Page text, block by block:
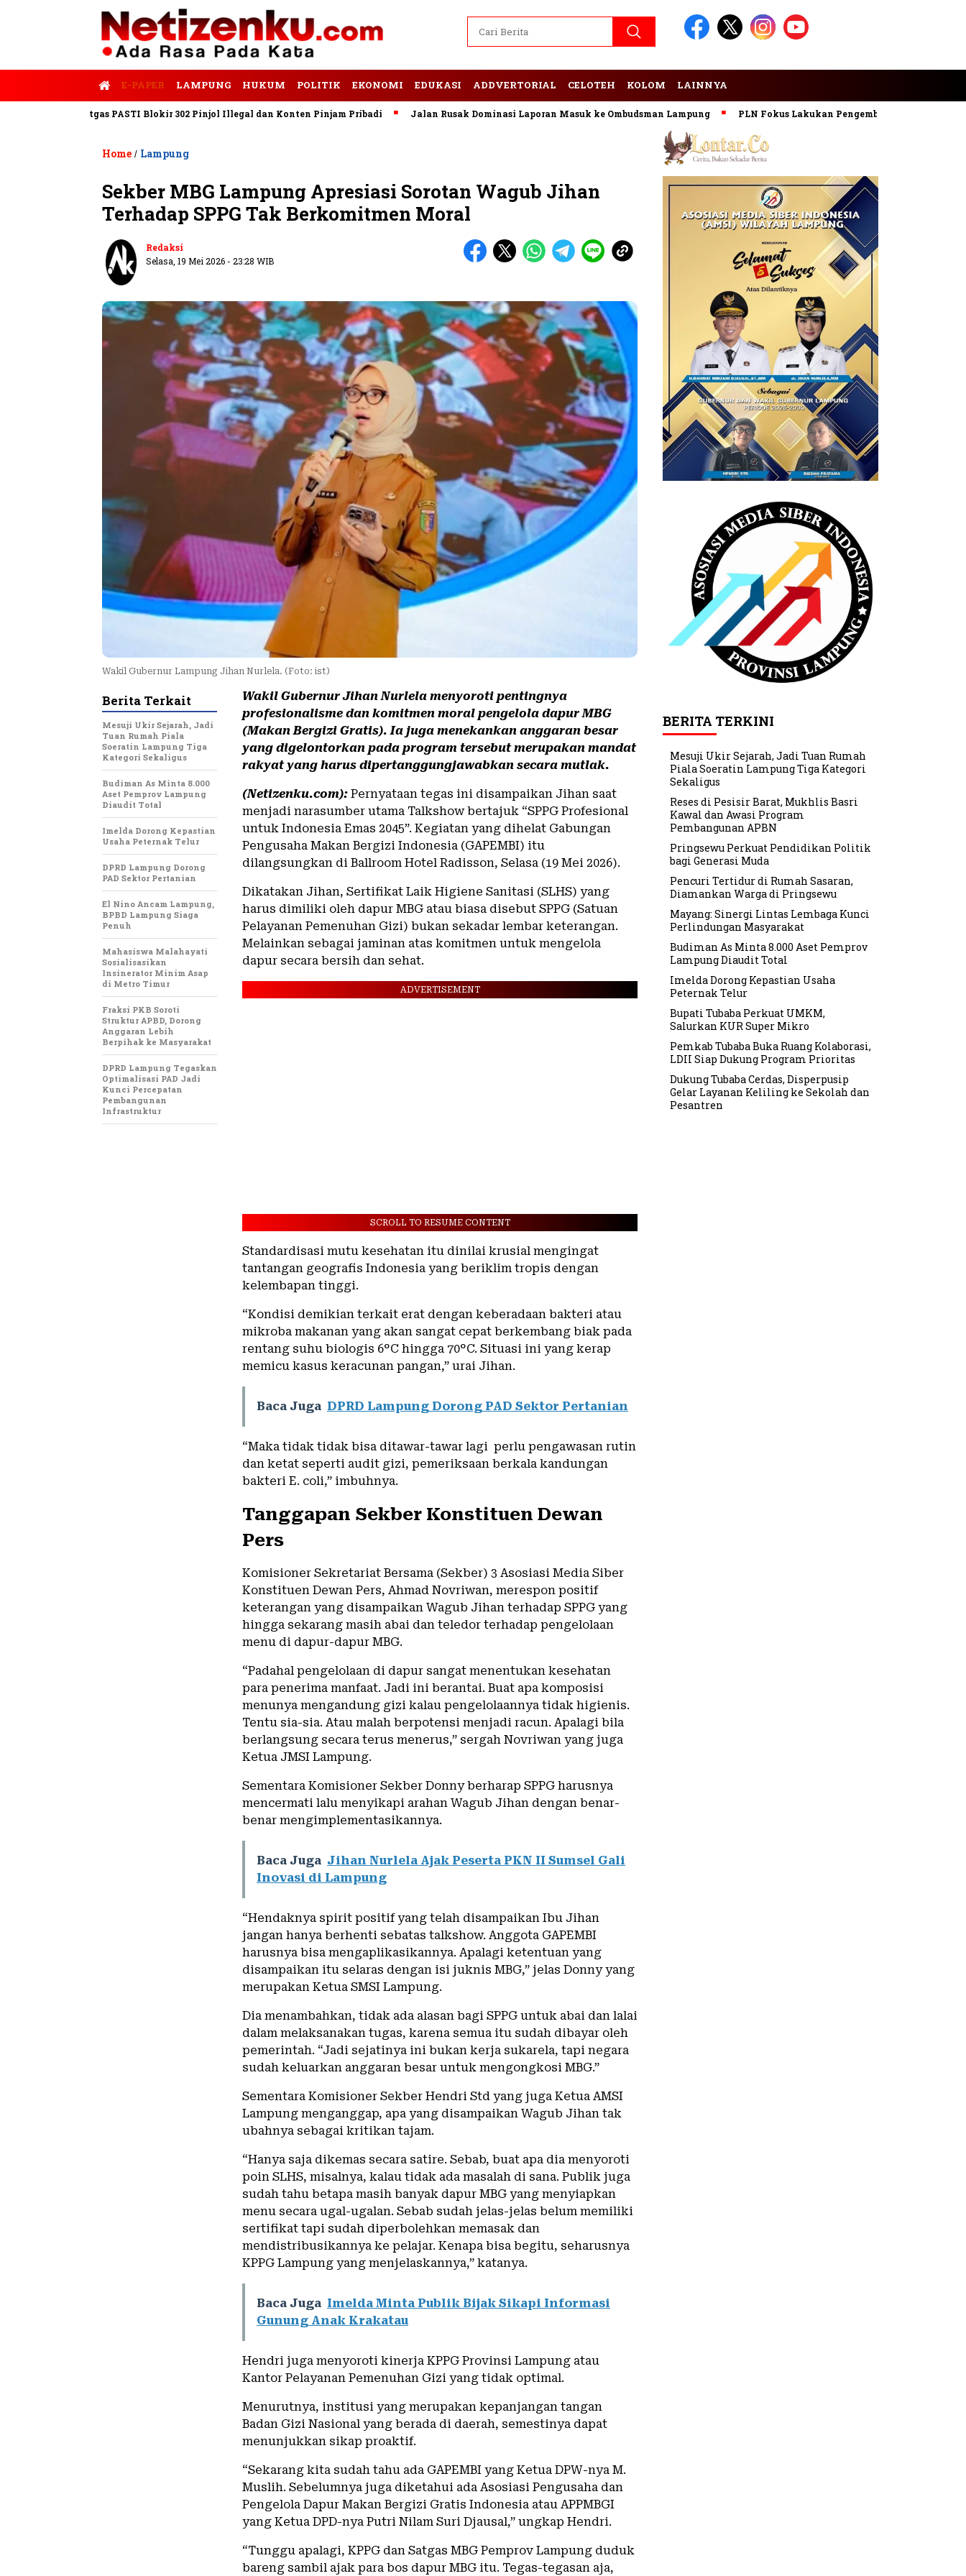
E-PAPER LAMPUNG HUKUM POLITIK EKONOMI EDUKASI ADDVERTORIAL CELOTEH KOLOM LAINNYA
Satgas PASTI Blokir 302 Pinjol Illegal dan Konten Pinjam Pribadi Jalan Rusak Dominasi Laporan Masuk ke Ombudsman Lampung PLN Fokus Lakukan Pengembangan Pembangkit EBT
Home / Lampung
Sekber MBG Lampung Apresiasi Sorotan Wagub Jihan
Terhadap SPPG Tak Berkomitmen Moral
Redaksi
Selasa, 19 Mei 2026 - 23:28 WIB
​Wakil Gubernur Lampung Jihan Nurlela. (Foto: ist)
Wakil Gubernur Jihan Nurlela menyoroti pentingnya
profesionalisme dan komitmen moral pengelola dapur MBG
(Makan Bergizi Gratis). Ia juga menekankan anggaran besar
yang digelontorkan pada program tersebut merupakan mandat
rakyat yang harus dipertanggungjawabkan secara mutlak.
(Netizenku.com): Pernyataan tegas ini disampaikan Jihan saat
menjadi narasumber utama Talkshow bertajuk “SPPG Profesional
untuk Indonesia Emas 2045”. Kegiatan yang dihelat Gabungan
Pengusaha Makan Bergizi Indonesia (GAPEMBI) itu
dilangsungkan di Ballroom Hotel Radisson, Selasa (19 Mei 2026).
Dikatakan Jihan, Sertifikat Laik Higiene Sanitasi (SLHS) yang
harus dimiliki oleh dapur MBG atau biasa disebut SPPG (Satuan
Pelayanan Pemenuhan Gizi) bukan sekadar lembar keterangan.
Melainkan sebagai jaminan atas komitmen untuk mengelola
dapur secara bersih dan sehat.
ADVERTISEMENT
SCROLL TO RESUME CONTENT
​Standardisasi mutu kesehatan itu dinilai krusial mengingat
tantangan geografis Indonesia yang beriklim tropis dengan
kelembapan tinggi.
“Kondisi demikian terkait erat dengan keberadaan bakteri atau
mikroba makanan yang akan sangat cepat berkembang biak pada
rentang suhu biologis 6°C hingga 70°C. Situasi ini yang kerap
memicu kasus keracunan pangan,” urai Jihan.
Baca Juga DPRD Lampung Dorong PAD Sektor Pertanian
“Maka tidak tidak bisa ditawar-tawar lagi perlu pengawasan rutin
dan ketat seperti audit gizi, pemeriksaan berkala kandungan
bakteri E. coli,” imbuhnya.
Tanggapan Sekber Konstituen Dewan
Pers
Komisioner Sekretariat Bersama (Sekber) 3 Asosiasi Media Siber
Konstituen Dewan Pers, Ahmad Novriwan, merespon positif
keterangan yang disampaikan Wagub Jihan terhadap SPPG yang
hingga sekarang masih abai dan teledor terhadap pengelolaan
menu di dapur-dapur MBG.
“Padahal pengelolaan di dapur sangat menentukan kesehatan
para penerima manfaat. Jadi ini berantai. Buat apa komposisi
menunya mengandung gizi kalau pengelolaannya tidak higienis.
Tentu sia-sia. Atau malah berpotensi menjadi racun. Apalagi bila
berlangsung secara terus menerus,” sergah Novriwan yang juga
Ketua JMSI Lampung.
Sementara Komisioner Sekber Donny berharap SPPG harusnya
mencermati lalu menyikapi arahan Wagub Jihan dengan benar-
benar mengimplementasikannya.
Baca Juga Jihan Nurlela Ajak Peserta PKN II Sumsel Gali
Inovasi di Lampung
“Hendaknya spirit positif yang telah disampaikan Ibu Jihan
jangan hanya berhenti sebatas talkshow. Anggota GAPEMBI
harusnya bisa mengaplikasikannya. Apalagi ketentuan yang
disampaikan itu selaras dengan isi juknis MBG,” jelas Donny yang
merupakan Ketua SMSI Lampung.
Dia menambahkan, tidak ada alasan bagi SPPG untuk abai dan lalai
dalam melaksanakan tugas, karena semua itu sudah dibayar oleh
pemerintah. “Jadi sejatinya ini bukan kerja sukarela, tapi negara
sudah keluarkan anggaran besar untuk mengongkosi MBG.”
Sementara Komisioner Sekber Hendri Std yang juga Ketua AMSI
Lampung menganggap, apa yang disampaikan Wagub Jihan tak
ubahnya sebagai kritikan tajam.
“Hanya saja dikemas secara satire. Sebab, buat apa dia menyoroti
poin SLHS, misalnya, kalau tidak ada masalah di sana. Publik juga
sudah tahu betapa masih banyak dapur MBG yang menyiapkan
menu secara ugal-ugalan. Sebab sudah jelas-jelas belum memiliki
sertifikat tapi sudah diperbolehkan memasak dan
mendistribusikannya ke pelajar. Kenapa bisa begitu, seharusnya
KPPG Lampung yang menjelaskannya,” katanya.
Baca Juga Imelda Minta Publik Bijak Sikapi Informasi
Gunung Anak Krakatau
Hendri juga menyoroti kinerja KPPG Provinsi Lampung atau
Kantor Pelayanan Pemenuhan Gizi yang tidak optimal.
Menurutnya, institusi yang merupakan kepanjangan tangan
Badan Gizi Nasional yang berada di daerah, semestinya dapat
menunjukkan sikap proaktif.
“Sekarang kita sudah tahu ada GAPEMBI yang Ketua DPW-nya M.
Muslih. Sebelumnya juga diketahui ada Asosiasi Pengusaha dan
Pengelola Dapur Makan Bergizi Gratis Indonesia atau APPMBGI
yang Ketua DPD-nya Putri Nilam Suri Djausal,” ungkap Hendri.
“Tunggu apalagi, KPPG dan Satgas MBG Pemprov Lampung duduk
bareng sambil ajak para bos dapur MBG itu. Tegas-tegasan aja,
Berita Terkait
Mesuji Ukir Sejarah, Jadi
Tuan Rumah Piala
Soeratin Lampung Tiga
Kategori Sekaligus
Budiman As Minta 8.000
Aset Pemprov Lampung
Diaudit Total
Imelda Dorong Kepastian
Usaha Peternak Telur
DPRD Lampung Dorong
PAD Sektor Pertanian
El Nino Ancam Lampung,
BPBD Lampung Siaga
Penuh
Mahasiswa Malahayati
Sosialisasikan
Insinerator Minim Asap
di Metro Timur
Fraksi PKB Soroti
Struktur APBD, Dorong
Anggaran Lebih
Berpihak ke Masyarakat
DPRD Lampung Tegaskan
Optimalisasi PAD Jadi
Kunci Percepatan
Pembangunan
Infrastruktur
BERITA TERKINI
Mesuji Ukir Sejarah, Jadi Tuan Rumah
Piala Soeratin Lampung Tiga Kategori
Sekaligus
Reses di Pesisir Barat, Mukhlis Basri
Kawal dan Awasi Program
Pembangunan APBN
Pringsewu Perkuat Pendidikan Politik
bagi Generasi Muda
Pencuri Tertidur di Rumah Sasaran,
Diamankan Warga di Pringsewu
Mayang: Sinergi Lintas Lembaga Kunci
Perlindungan Masyarakat
Budiman As Minta 8.000 Aset Pemprov
Lampung Diaudit Total
Imelda Dorong Kepastian Usaha
Peternak Telur
Bupati Tubaba Perkuat UMKM,
Salurkan KUR Super Mikro
Pemkab Tubaba Buka Ruang Kolaborasi,
LDII Siap Dukung Program Prioritas
Dukung Tubaba Cerdas, Disperpusip
Gelar Layanan Keliling ke Sekolah dan
Pesantren